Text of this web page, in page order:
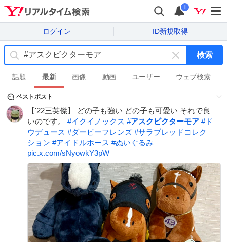
i
ログイン ID新規取得
キ
ー
ワ
ド
を
消
検索
話題 最新 画像 動画 ユーザー ウェブ検索
ベストポスト
【'22三英傑】 どの子も強い どの子も可愛い それで良
いのです。 #イクイノックス #アスクビクターモア #ド
ウデュース #ダービーフレンズ #サラブレッドコレク
ション #アイドルホース #ぬいぐるみ
pic.x.com/sNyowkY3pW